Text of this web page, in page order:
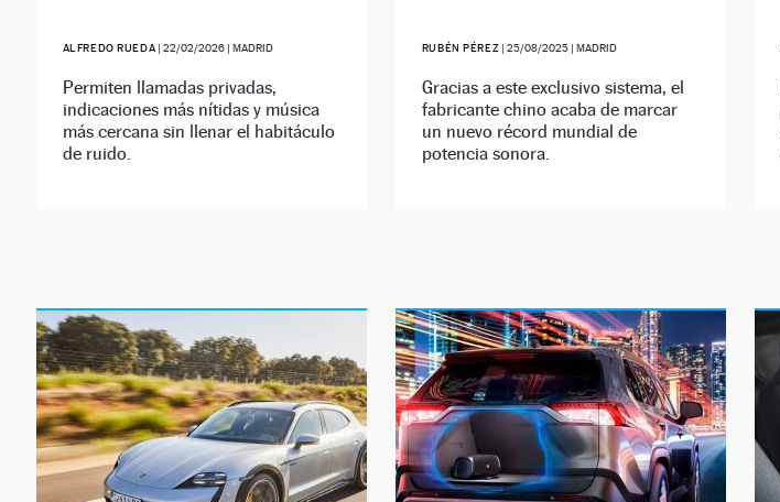
ALFREDO RUEDA |22/02/2026 | MADRID
Permiten llamadas privadas,
indicaciones más nítidas y música
más cercana sin llenar el habitáculo
de ruido.
RUBÉN PÉREZ |25/08/2025 | MADRID
Gracias a este exclusivo sistema, el
fabricante chino acaba de marcar
un nuevo récord mundial de
potencia sonora.